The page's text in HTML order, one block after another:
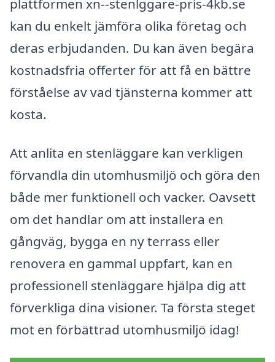
plattformen xn--stenlggare-pris-4kb.se
kan du enkelt jämföra olika företag och
deras erbjudanden. Du kan även begära
kostnadsfria offerter för att få en bättre
förståelse av vad tjänsterna kommer att
kosta.
Att anlita en stenläggare kan verkligen
förvandla din utomhusmiljö och göra den
både mer funktionell och vacker. Oavsett
om det handlar om att installera en
gångväg, bygga en ny terrass eller
renovera en gammal uppfart, kan en
professionell stenläggare hjälpa dig att
förverkliga dina visioner. Ta första steget
mot en förbättrad utomhusmiljö idag!